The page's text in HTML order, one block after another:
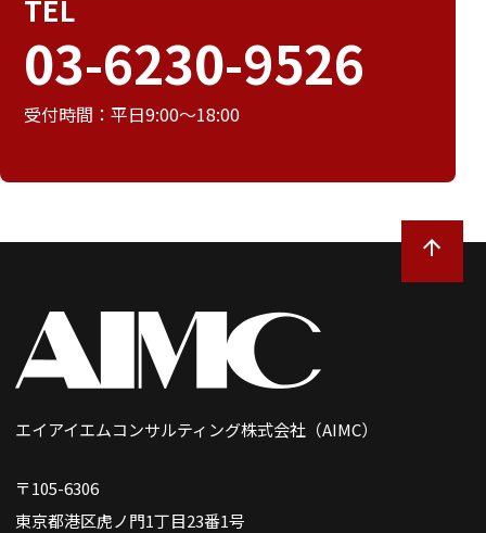
TEL
03-6230-9526
受付時間：平日9:00～18:00
エイアイエムコンサルティング株式会社（AIMC）
〒105-6306
東京都港区虎ノ門1丁目23番1号